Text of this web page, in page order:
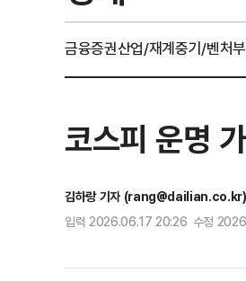
금융증권산업/재계중기/벤처
코스피 운명
김하랑 기자 (rang@dailian.co.kr)
입력 2026.06.17 20:26 수정